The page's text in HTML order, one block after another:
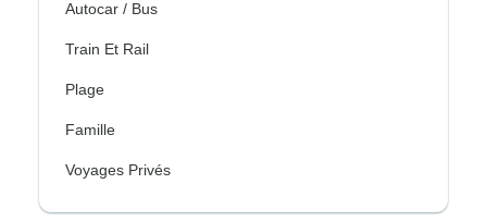
Autocar / Bus
Train Et Rail
Plage
Famille
Voyages Privés